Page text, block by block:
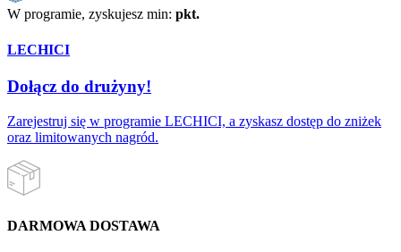
W programie, zyskujesz min: pkt.
LECHICI
Dołącz do drużyny!
Zarejestruj się w programie LECHICI, a zyskasz dostęp do zniżek
oraz limitowanych nagród.
DARMOWA DOSTAWA